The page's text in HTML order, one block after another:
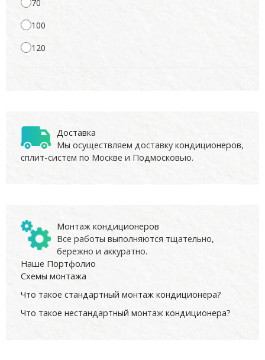
70
100
120
Доставка
Мы осуществляем доставку кондиционеров,
сплит-систем по Москве и Подмосковью.
Монтаж кондиционеров
Все работы выполняются тщательно,
бережно и аккуратно.
Наше Портфолио
Схемы монтажа
Что такое стандартный монтаж кондиционера?
Что такое нестандартный монтаж кондиционера?